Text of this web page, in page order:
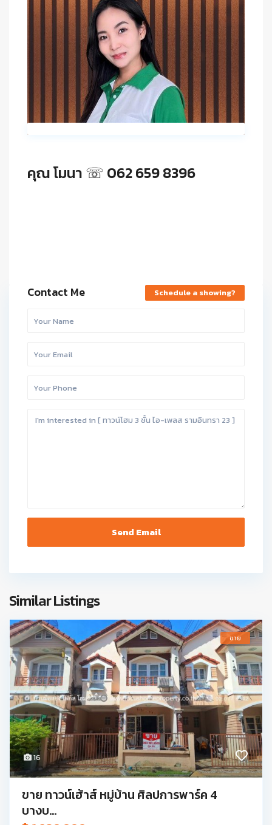
คุณ โมนา ☏ 062 659 8396
Contact Me Schedule a showing?
Similar Listings
16
ขาย
ขาย ทาวน์เฮ้าส์ หมู่บ้าน ศิลปการพาร์ค 4
บางบ...